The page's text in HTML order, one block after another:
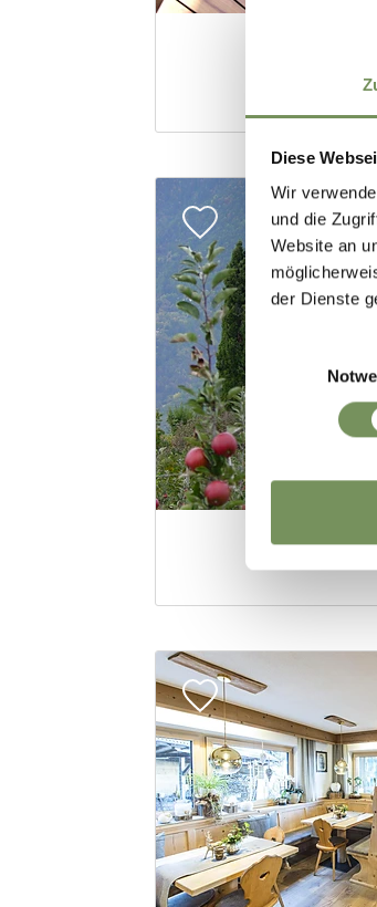
Diese
Wir
und die
Website an
der Dienste